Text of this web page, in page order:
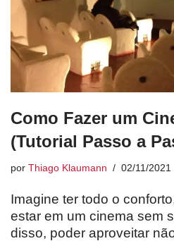
Como Fazer um
(Tutorial Passo a
por Thiago Klaumann 02/11/2021
Imagine ter todo o
estar em um cinema sem
disso, poder aproveitar